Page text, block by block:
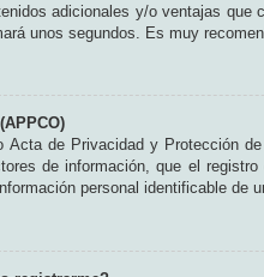
adicionales y/o ventajas que
unos segundos. Es muy
Acta de Privacidad y Protección
de información, que el
personal identificable de